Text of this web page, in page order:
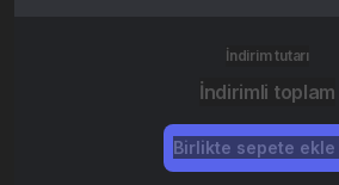
İndirim tutarı
İndirimli toplam
Birlikte sepete ekle